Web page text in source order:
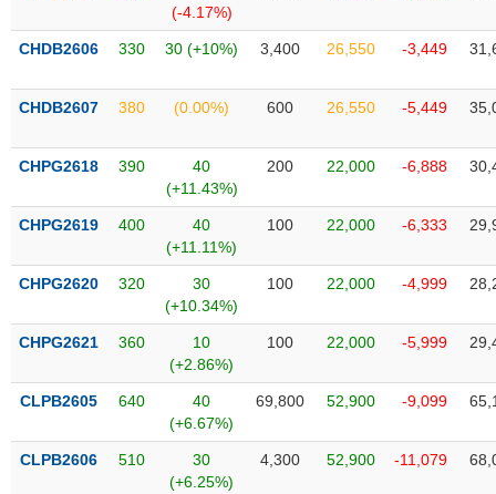
(-4.17%)
CHDB2606 330 30 (+10%) 3,400 26,550 -3,449
CHDB2607 380 (0.00%) 600 26,550 -5,449
CHPG2618 390
40
(+11.43%)
200 22,000 -6,888
CHPG2619 400
40
(+11.11%)
100 22,000 -6,333
CHPG2620 320
30
(+10.34%)
100 22,000 -4,999
CHPG2621 360
10
(+2.86%)
100 22,000 -5,999
CLPB2605 640
40
(+6.67%)
69,800 52,900 -9,099
CLPB2606 510
30
(+6.25%)
4,300 52,900 -11,079
(-)
Báo
phân
tích
ngữ
(-)
Dịch
(-)
Đào